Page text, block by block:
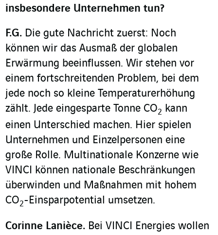
insbesondere Unternehmen tun?
F.G. Die gute Nachricht zuerst: Noch
können wir das Ausmaß der globalen
Erwärmung beeinflussen. Wir stehen vor
einem fortschreitenden Problem, bei dem
jede noch so kleine Temperaturerhöhung
zählt. Jede eingesparte Tonne CO2 kann
einen Unterschied machen. Hier spielen
Unternehmen und Einzelpersonen eine
große Rolle. Multinationale Konzerne wie
VINCI können nationale Beschränkungen
überwinden und Maßnahmen mit hohem
CO2-Einsparpotential umsetzen.
Corinne Lanièce. Bei VINCI Energies wollen